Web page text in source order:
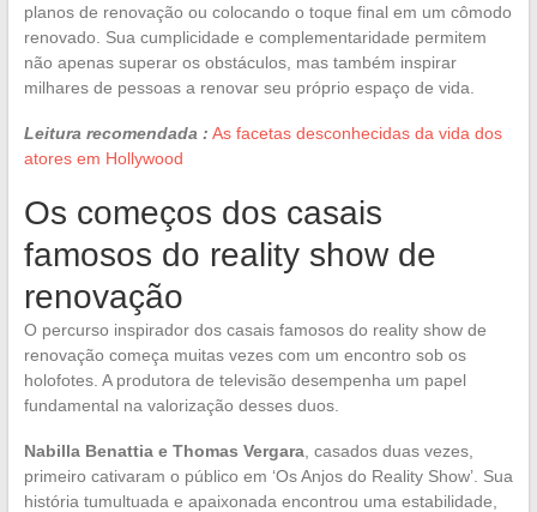
planos de renovação ou colocando o toque final em um cômodo
renovado. Sua cumplicidade e complementaridade permitem
não apenas superar os obstáculos, mas também inspirar
milhares de pessoas a renovar seu próprio espaço de vida.
Leitura recomendada : As facetas desconhecidas da vida dos
atores em Hollywood
Os começos dos casais
famosos do reality show de
renovação
O percurso inspirador dos casais famosos do reality show de
renovação começa muitas vezes com um encontro sob os
holofotes. A produtora de televisão desempenha um papel
fundamental na valorização desses duos.
Nabilla Benattia e Thomas Vergara, casados duas vezes,
primeiro cativaram o público em ‘Os Anjos do Reality Show’. Sua
história tumultuada e apaixonada encontrou uma estabilidade,